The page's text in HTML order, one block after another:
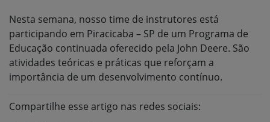
Nesta semana, nosso time de instrutores está
participando em Piracicaba – SP de um Programa de
Educação continuada oferecido pela John Deere. São
atividades teóricas e práticas que reforçam a
importância de um desenvolvimento contínuo.
Compartilhe esse artigo nas redes sociais: